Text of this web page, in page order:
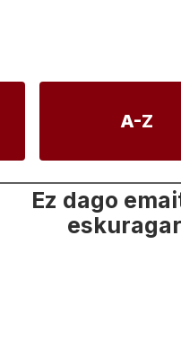
A-Z
Ez dago